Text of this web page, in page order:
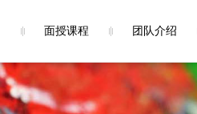
面授课程 团队介绍